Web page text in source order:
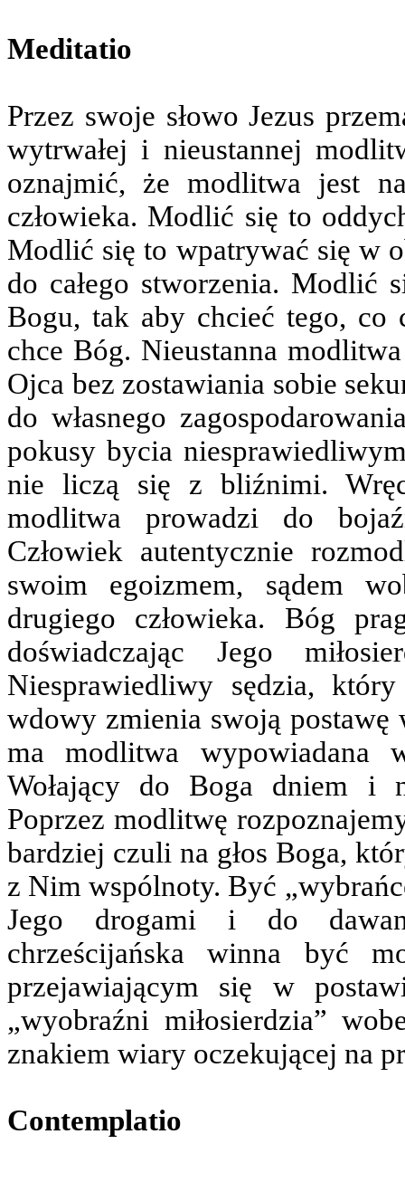
Meditatio
Przez swoje słowo Jezus
wytrwałej i nieustannej
oznajmić, że modlitwa jest
człowieka. Modlić się to
Modlić się to wpatrywać się w
do całego stworzenia. Modlić
Bogu, tak aby chcieć tego, co
chce Bóg. Nieustanna
Ojca bez zostawiania sobie
do własnego
pokusy bycia
nie liczą się z bliźnimi.
modlitwa prowadzi do
Człowiek autentycznie
swoim egoizmem, sądem
drugiego człowieka. Bóg
doświadczając Jego
Niesprawiedliwy sędzia,
wdowy zmienia swoją postawę
ma modlitwa
Wołający do Boga dniem i
Poprzez modlitwę
bardziej czuli na głos Boga,
z Nim wspólnoty. Być
Jego drogami i do
chrześcijańska winna być
przejawiającym się w
„wyobraźni miłosierdzia”
znakiem wiary oczekującej na
Contemplatio